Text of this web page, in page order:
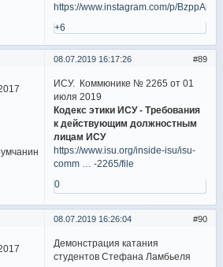
https://www.instagram.com/p/
+6
89
08.07.2019 16:17:26
ИСУ. Коммюнике № 2265 от 01
июля 2019
Кодекс этики ИСУ - Требования
к действующим должностным
лицам ИСУ
https://www.isu.org/inside-isu/isu-
comm … -2265/file
0
90
08.07.2019 16:26:04
Демонстрация катания
студентов Стефана Ламбьеля